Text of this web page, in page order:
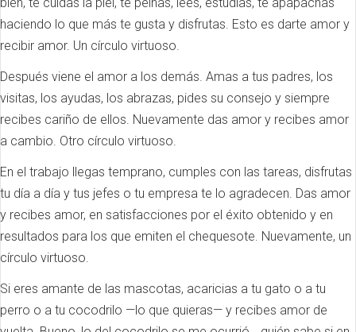
haciendo lo que más te gusta y disfrutas. Esto es darte amor y
recibir amor. Un círculo virtuoso.
Después viene el amor a los demás. Amas a tus padres, los
visitas, los ayudas, los abrazas, pides su consejo y siempre
recibes cariño de ellos. Nuevamente das amor y recibes amor
a cambio. Otro círculo virtuoso.
En el trabajo llegas temprano, cumples con las tareas, disfrutas
tu día a día y tus jefes o tu empresa te lo agradecen. Das amor
y recibes amor, en satisfacciones por el éxito obtenido y en
resultados para los que emiten el chequesote. Nuevamente, un
círculo virtuoso.
Si eres amante de las mascotas, acaricias a tu gato o a tu
perro o a tu cocodrilo —lo que quieras— y recibes amor de